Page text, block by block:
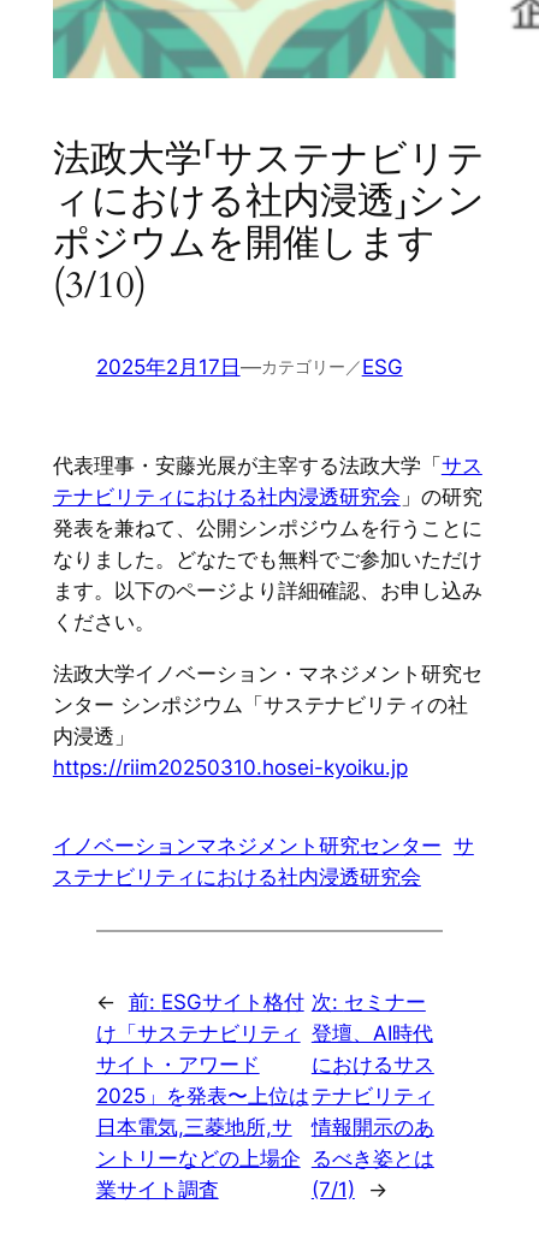
法政大学「サステナビリテ
ィにおける社内浸透」シン
ポジウムを開催します
(3/10)
2025年2月17日 —カテゴリー／ESG
代表理事・安藤光展が主宰する法政大学「 サス
テナビリティにおける社内浸透研究会 」の研究
発表を兼ねて、公開シンポジウムを行うことに
なりました。どなたでも無料でご参加いただけ
ます。以下のページより詳細確認、お申し込み
ください。
法政大学イノベーション・マネジメント研究セ
ンター シンポジウム「サステナビリティの社
内浸透」
https://riim20250310.hosei-kyoiku.jp
イノベーションマネジメント研究センター サ
ステナビリティにおける社内浸透研究会
← 前: ESGサイト格付
け「サステナビリティ
サイト・アワード
2025」を発表〜上位は
日本電気,三菱地所,サ
ントリーなどの上場企
業サイト調査
次: セミナー
登壇、AI時代
におけるサス
テナビリティ
情報開示のあ
るべき姿とは
(7/1)
→